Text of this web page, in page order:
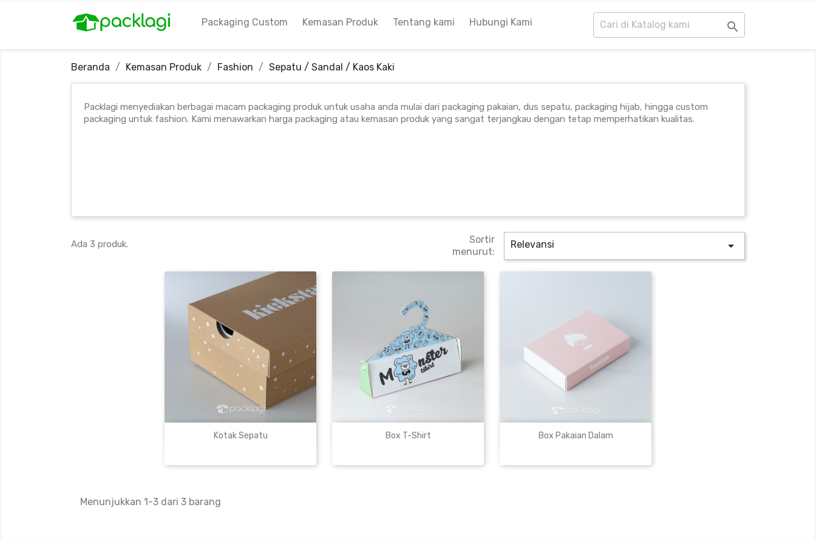
Packaging Custom Kemasan Produk Tentang kami Hubungi Kami 
Beranda Kemasan Produk Fashion Sepatu / Sandal / Kaos Kaki
Packlagi menyediakan berbagai macam packaging produk untuk usaha anda mulai dari packaging pakaian, dus sepatu, packaging hijab, hingga custom
packaging untuk fashion. Kami menawarkan harga packaging atau kemasan produk yang sangat terjangkau dengan tetap memperhatikan kualitas.
Ada 3 produk.
Sortir
menurut:
Relevansi 
Kotak Sepatu
Lihat Produk Box T-Shirt
Lihat Produk Box Pakaian Dalam
Lihat Produk
Menunjukkan 1-3 dari 3 barang